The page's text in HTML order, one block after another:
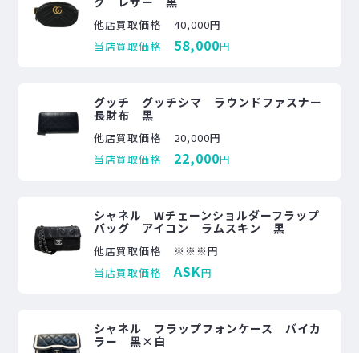
他店買取価格
40,000円
当店買取価格
58,000円
グッチ グッチシマ ラウンドファスナー
長財布 黒
他店買取価格
20,000円
当店買取価格
22,000円
シャネル Wチェーンショルダーフラップ
バッグ アイコン ラムスキン 黒
他店買取価格
※※※円
当店買取価格
ASK円
シャネル フラップフォンケース バイカ
ラー 黒×白